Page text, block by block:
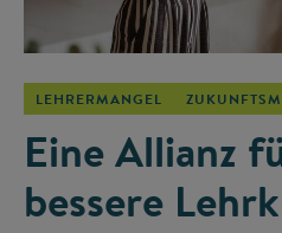
LEHRERMANGEL
Eine Allianz
bessere